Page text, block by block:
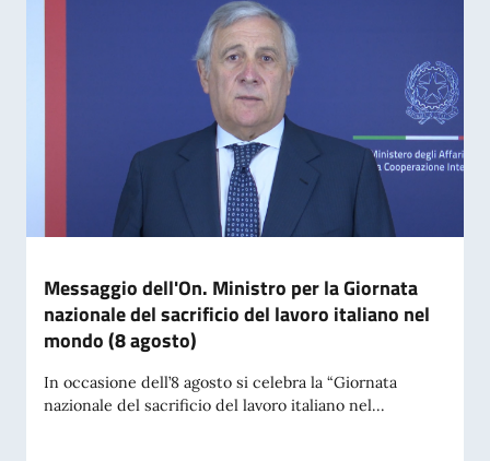
Messaggio dell'On. Ministro per la Giornata
nazionale del sacrificio del lavoro italiano nel
mondo (8 agosto)
In occasione dell’8 agosto si celebra la “Giornata
nazionale del sacrificio del lavoro italiano nel...